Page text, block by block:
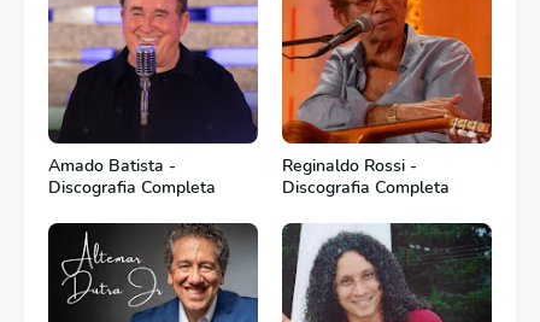
Amado Batista -
Discografia Completa
Reginaldo Rossi -
Discografia Completa